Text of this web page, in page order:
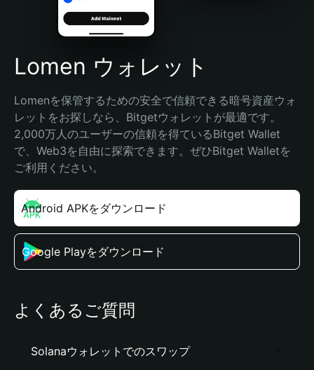
Português (Brasil)
Español (Argentina)
Lomen ウォレット
Lomenを保管するための安全で信頼できる暗号資産ウォ
レットをお探しなら、Bitgetウォレットが最適です。
2,000万人のユーザーの信頼を得ているBitget Wallet
で、Web3を自由に探索できます。ぜひBitget Walletを
ご利用ください。
Android APKをダウンロード
Google Playをダウンロード
よくあるご質問
Solanaウォレットでのスワップ